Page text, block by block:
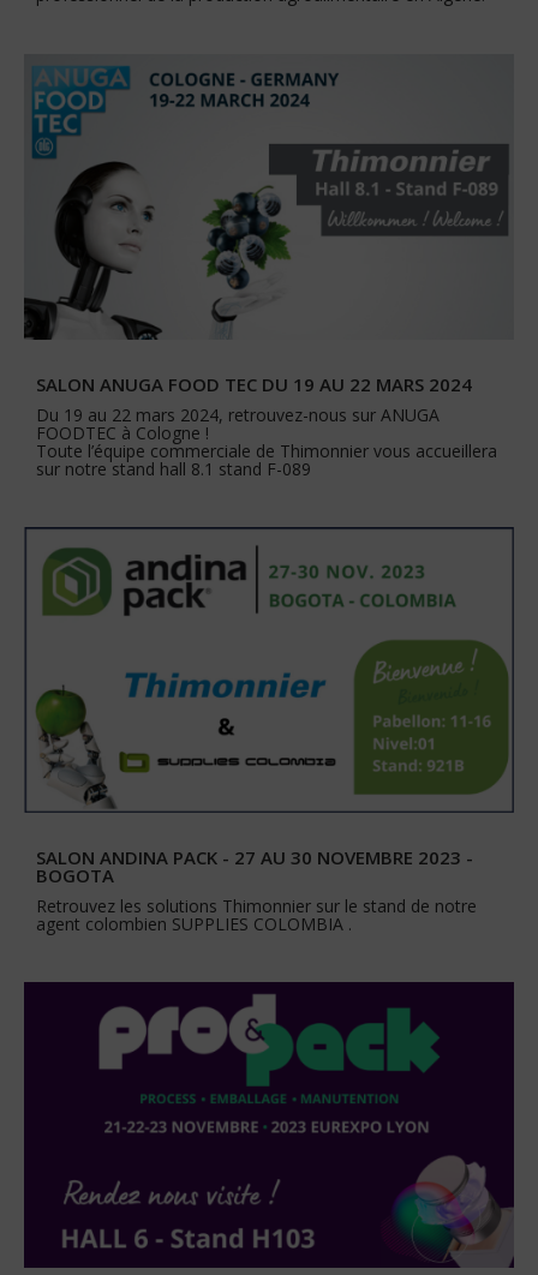
SALON ANUGA FOOD TEC DU 19 AU 22 MARS 2024
Du 19 au 22 mars 2024, retrouvez-nous sur ANUGA
FOODTEC à Cologne !
Toute l’équipe commerciale de Thimonnier vous accueillera
sur notre stand hall 8.1 stand F-089
SALON ANDINA PACK - 27 AU 30 NOVEMBRE 2023 -
BOGOTA
Retrouvez les solutions Thimonnier sur le stand de notre
agent colombien SUPPLIES COLOMBIA .